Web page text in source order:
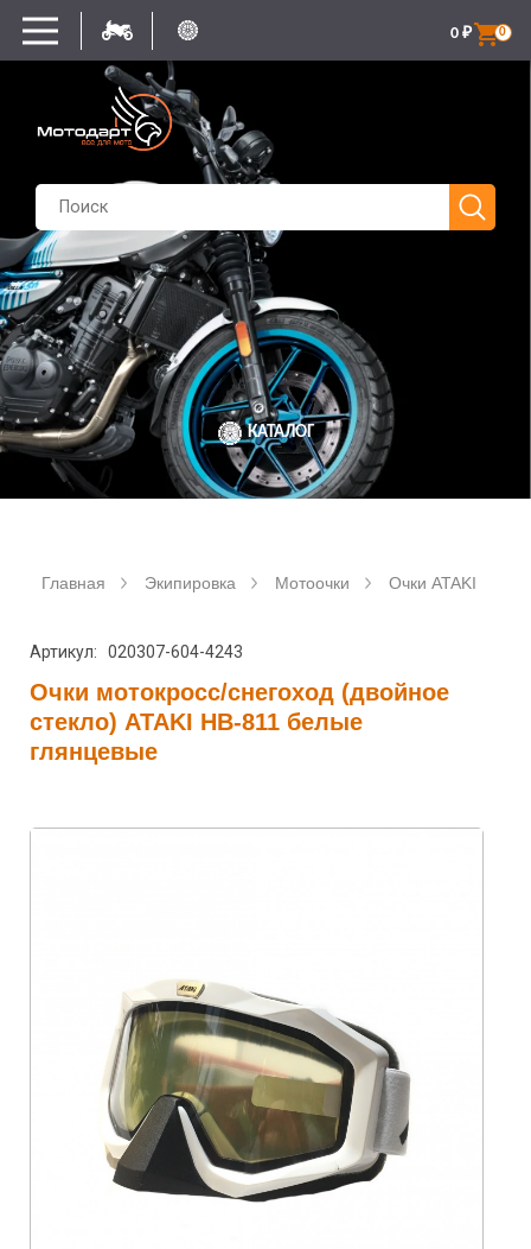
0
0 ₽
КАТАЛОГ
Главная Экипировка Мотоочки Очки ATAKI
Артикул: 020307-604-4243
Очки мотокросс/снегоход (двойное
стекло) ATAKI HB-811 белые
глянцевые